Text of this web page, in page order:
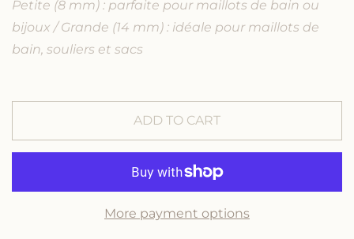
t
i
f
D
n
t
i
f
D
o
Petite (8 mm) : parfaite pour maillots de bain ou
bijoux / Grande (14 mm) : idéale pour maillots de
bain, souliers et sacs
ADD TO CART
More payment options